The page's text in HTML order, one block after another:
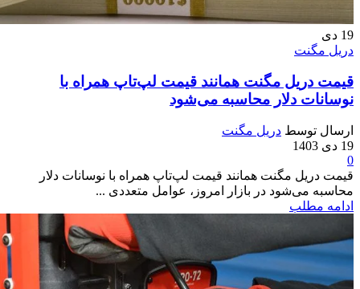
19 دی
دریل مگنت
قیمت دریل مگنت همانند قیمت لپ‌تاپ همراه با
نوسانات دلار محاسبه می‌شود
ارسال توسط دریل مگنت
19 دی 1403
0
قیمت دریل مگنت همانند قیمت لپ‌تاپ همراه با نوسانات دلار
محاسبه می‌شود در بازار امروز، عوامل متعددی ...
ادامه مطلب